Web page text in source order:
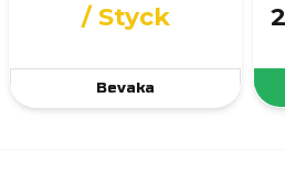
/ Styck
Bevaka